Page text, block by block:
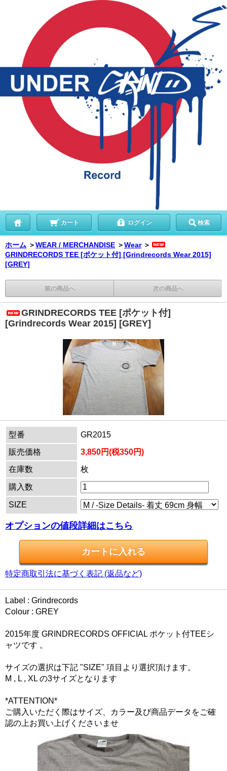
カート ログイン 検索
ホーム ＞WEAR / MERCHANDISE ＞Wear ＞
GRINDRECORDS TEE [ポケット付] [Grindrecords Wear 2015]
[GREY]
前の商品へ 次の商品へ
GRINDRECORDS TEE [ポケット付]
[Grindrecords Wear 2015] [GREY]
型番
GR2015
販売価格
3,850円(税350円)
在庫数
枚
購入数
SIZE
オプションの値段詳細はこちら
特定商取引法に基づく表記 (返品など)
Label : Grindrecords
Colour : GREY
2015年度 GRINDRECORDS OFFICIAL ポケット付TEEシ
ャツです 。
サイズの選択は下記 "SIZE" 項目より選択頂けます。
M , L , XL の3サイズとなります
*ATTENTION*
ご購入いただく際はサイズ、カラー及び商品データをご確
認の上お買い上げくださいませ